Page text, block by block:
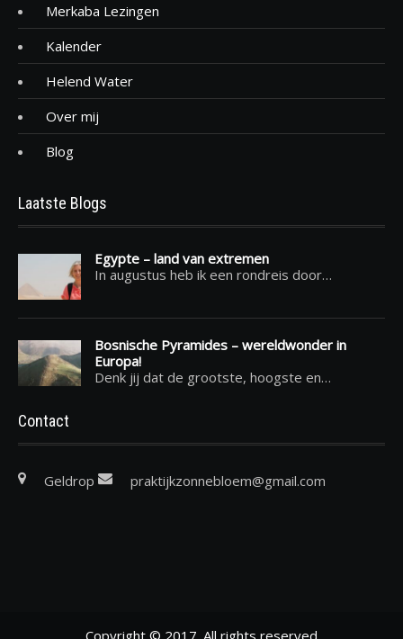
Merkaba Lezingen
Kalender
Helend Water
Over mij
Blog
Laatste Blogs
Egypte – land van extremen
In augustus heb ik een rondreis door…
Bosnische Pyramides – wereldwonder in
Europa!
Denk jij dat de grootste, hoogste en…
Contact
Geldrop praktijkzonnebloem@gmail.com
Copyright © 2017. All rights reserved